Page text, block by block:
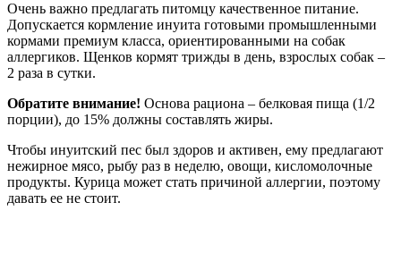
Очень важно предлагать питомцу качественное питание.
Допускается кормление инуита готовыми промышленными
кормами премиум класса, ориентированными на собак
аллергиков. Щенков кормят трижды в день, взрослых собак –
2 раза в сутки.
Обратите внимание! Основа рациона – белковая пища (1/2
порции), до 15% должны составлять жиры.
Чтобы инуитский пес был здоров и активен, ему предлагают
нежирное мясо, рыбу раз в неделю, овощи, кисломолочные
продукты. Курица может стать причиной аллергии, поэтому
давать ее не стоит.